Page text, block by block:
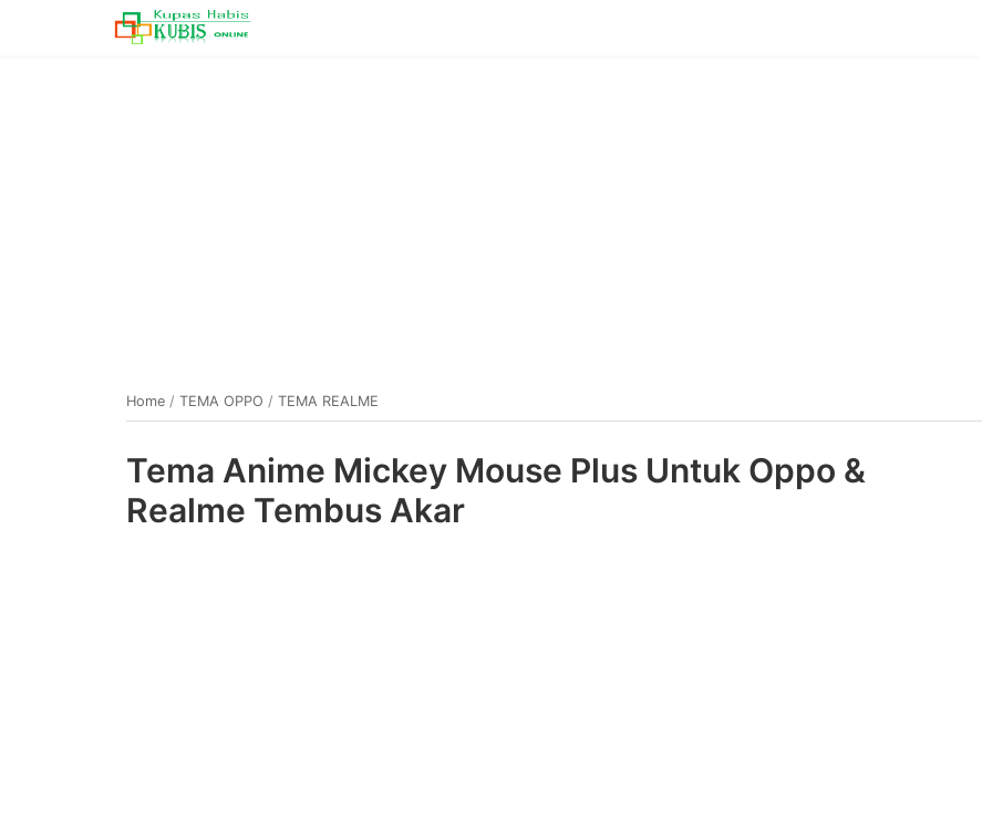
Home / TEMA OPPO / TEMA REALME
Tema Anime Mickey Mouse Plus Untuk Oppo &
Realme Tembus Akar